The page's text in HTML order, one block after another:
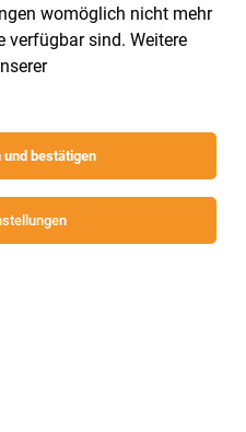
womöglich nicht mehr
verfügbar sind. Weitere
bestätigen